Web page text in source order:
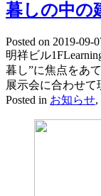
暮しの中の
Posted on 2019-09-
明祥ビル
暮し”に焦点をあ
展示会に合わせ
Posted in お知らせ,